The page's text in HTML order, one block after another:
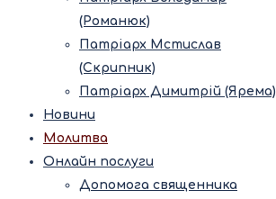
(Романюк)
Патріарх Мстислав
(Скрипник)
Патріарх Димитрій (Ярема)
Новини
Молитва
Онлайн послуги
Допомога священника